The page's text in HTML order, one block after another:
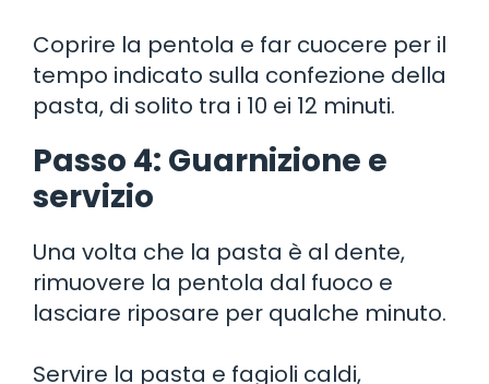
Coprire la pentola e far cuocere per il
tempo indicato sulla confezione della
pasta, di solito tra i 10 ei 12 minuti.
Passo 4: Guarnizione e
servizio
Una volta che la pasta è al dente,
rimuovere la pentola dal fuoco e
lasciare riposare per qualche minuto.
Servire la pasta e fagioli caldi,